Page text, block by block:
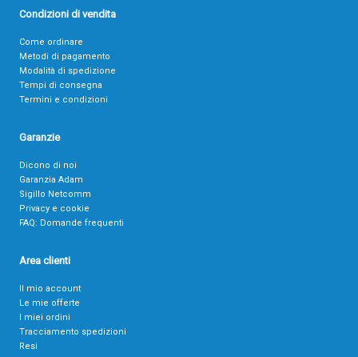
Condizioni di vendita
Come ordinare
Metodi di pagamento
Modalità di spedizione
Tempi di consegna
Termini e condizioni
Garanzie
Dicono di noi
Garanzia Adam
Sigillo Netcomm
Privacy e cookie
FAQ: Domande frequenti
Area clienti
Il mio account
Le mie offerte
I miei ordini
Tracciamento spedizioni
Resi